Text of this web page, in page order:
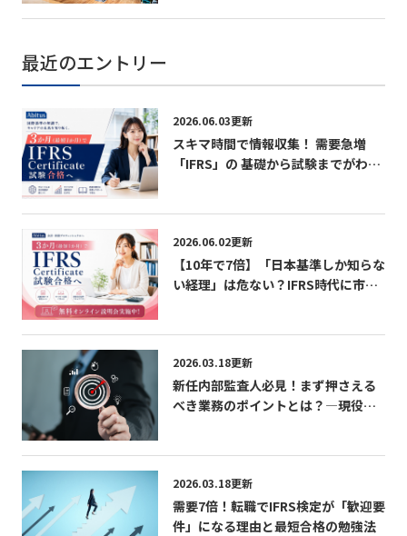
最近のエントリー
2026.06.03更新
スキマ時間で情報収集！ 需要急増
「IFRS」の 基礎から試験までがわか
2026.06.02更新
【10年で7倍】「日本基準しか知らな
い経理」は危ない？IFRS時代に市場
2026.03.18更新
新任内部監査人必見！まず押さえる
べき業務のポイントとは？―現役内
2026.03.18更新
需要7倍！転職でIFRS検定が「歓迎要
件」になる理由と最短合格の勉強法